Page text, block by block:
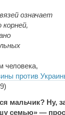
означает
корней,
человека,
против
мальчик? Ну,
семью» —